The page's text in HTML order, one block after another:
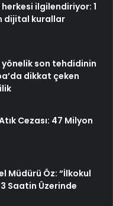
ilgilendiriyor: 1
dijital kurallar
yönelik son tehdidinin
dikkat çeken
Cezası: 47 Milyon
Müdürü Öz: “İlkokul
Saatin Üzerinde